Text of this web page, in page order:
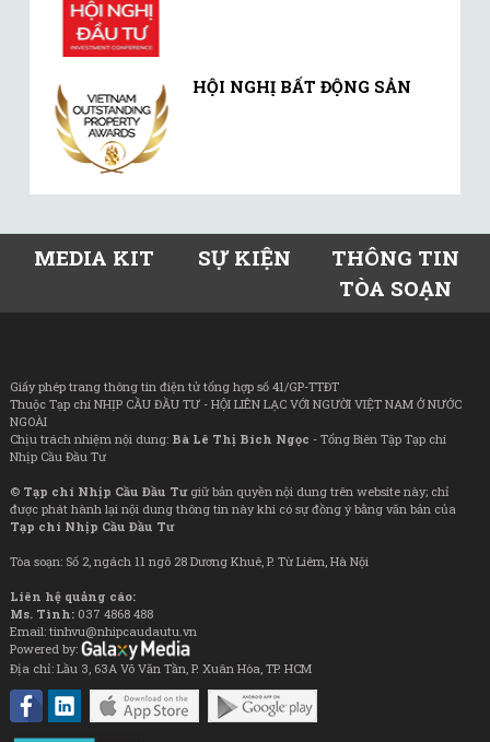
HỘI NGHỊ BẤT ĐỘNG SẢN
MEDIA KIT SỰ KIỆN
THÔNG TIN
TÒA SOẠN
Giấy phép trang thông tin điện tử tổng hợp số 41/GP-TTĐT
Thuộc Tạp chí NHỊP CẦU ĐẦU TƯ - HỘI LIÊN LẠC VỚI NGƯỜI VIỆT NAM Ở NƯỚC
NGOÀI
Chịu trách nhiệm nội dung: Bà Lê Thị Bích Ngọc - Tổng Biên Tập Tạp chí
Nhịp Cầu Đầu Tư
© Tạp chí Nhịp Cầu Đầu Tưgiữ bản quyền nội dung trên website này; chỉ
được phát hành lại nội dung thông tin này khi có sự đồng ý bằng văn bản của
Tạp chí Nhịp Cầu Đầu Tư
Tòa soạn: Số 2, ngách 11 ngõ 28 Dương Khuê, P. Từ Liêm, Hà Nội
Liên hệ quảng cáo:
Ms. Tình: 037 4868 488
Email: tinhvu@nhipcaudautu.vn
Powered by:
Địa chỉ: Lầu 3, 63A Võ Văn Tần, P. Xuân Hòa, TP. HCM